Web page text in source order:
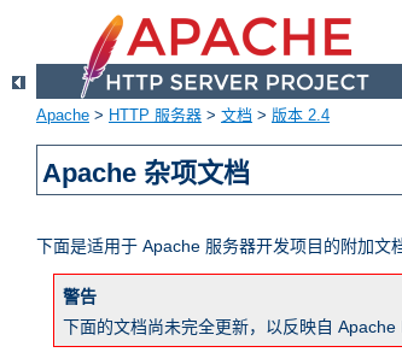
Apache > HTTP 服务器 > 文档 > 版本 2.4
Apache 杂项文档
下面是适用于 Apache 服务器开发项目的附加文档
警告
下面的文档尚未完全更新，以反映自